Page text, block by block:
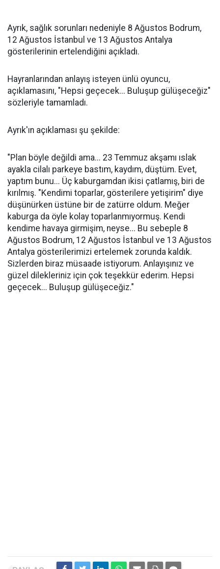
Ayrık, sağlık sorunları nedeniyle 8 Ağustos Bodrum,
12 Ağustos İstanbul ve 13 Ağustos Antalya
gösterilerinin ertelendiğini açıkladı.
Hayranlarından anlayış isteyen ünlü oyuncu,
açıklamasını, "Hepsi geçecek... Buluşup gülüşeceğiz"
sözleriyle tamamladı.
Ayrık'ın açıklaması şu şekilde:
"Plan böyle değildi ama... 23 Temmuz akşamı ıslak
ayakla cilalı parkeye bastım, kaydım, düştüm. Evet,
yaptım bunu... Üç kaburgamdan ikisi çatlamış, biri de
kırılmış. "Kendimi toparlar, gösterilere yetişirim" diye
düşünürken üstüne bir de zatürre oldum. Meğer
kaburga da öyle kolay toparlanmıyormuş. Kendi
kendime havaya girmişim, neyse... Bu sebeple 8
Ağustos Bodrum, 12 Ağustos İstanbul ve 13 Ağustos
Antalya gösterilerimizi ertelemek zorunda kaldık.
Sizlerden biraz müsaade istiyorum. Anlayışınız ve
güzel dilekleriniz için çok teşekkür ederim. Hepsi
geçecek... Buluşup gülüşeceğiz."